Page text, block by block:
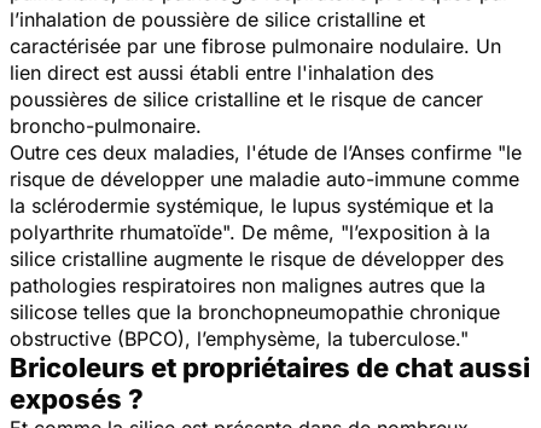
l’inhalation de poussière de silice cristalline et
caractérisée par une fibrose pulmonaire nodulaire. Un
lien direct est aussi établi entre l'inhalation des
poussières de silice cristalline et le risque de cancer
broncho-pulmonaire.
Outre ces deux maladies, l'étude de l’Anses confirme "le
risque de développer une maladie auto-immune comme
la sclérodermie systémique, le lupus systémique et la
polyarthrite rhumatoïde". De même, "l’exposition à la
silice cristalline augmente le risque de développer des
pathologies respiratoires non malignes autres que la
silicose telles que la bronchopneumopathie chronique
obstructive (BPCO), l’emphysème, la tuberculose."
Bricoleurs et propriétaires de chat aussi
exposés ?